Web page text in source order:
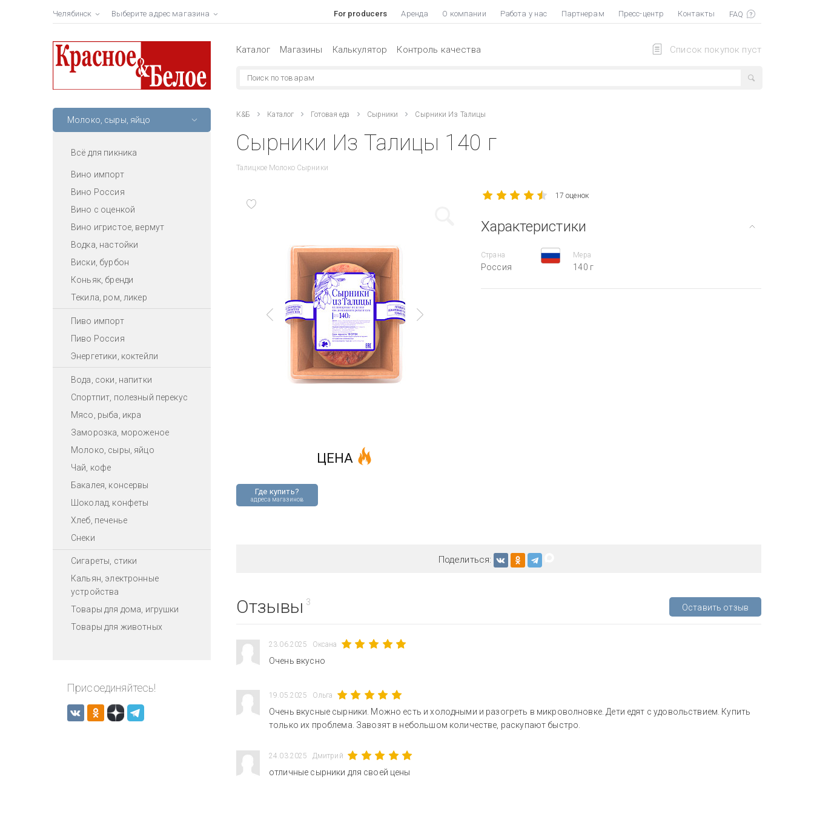
Челябинск Выберите адрес магазина For producers Аренда О компании Работа у нас Партнерам Пресс-центр Контакты
Список покупок пуст
Каталог Магазины Калькулятор Контроль качества
Молоко, сыры, яйцо
Всё для пикника
Вино импорт
Вино Россия
Вино с оценкой
Вино игристое, вермут
Водка, настойки
Виски, бурбон
Коньяк, бренди
Текила, ром, ликер
Пиво импорт
Пиво Россия
Энергетики, коктейли
Вода, соки, напитки
Спортпит, полезный перекус
Мясо, рыба, икра
Заморозка, мороженое
Молоко, сыры, яйцо
Чай, кофе
Бакалея, консервы
Шоколад, конфеты
Хлеб, печенье
Снеки
Сигареты, стики
Кальян, электронные
устройства
Товары для дома, игрушки
Товары для животных
Присоединяйтесь!
К&Б Каталог Готовая еда Сырники Сырники Из Талицы
Сырники Из Талицы 140 г
Талицкое Молоко Сырники
Где купить?
адреса магазинов
ЦЕНА
17 оценок
Характеристики
Страна
Россия
Мера
140 г
Поделиться:
Отзывы 3
Оставить отзыв
23.06.2025 Оксана
Очень вкусно
19.05.2025 Ольга
Очень вкусные сырники. Можно есть и холодными и разогреть в микроволновке. Дети едят с удовольствием. Купить
только их проблема. Завозят в небольшом количестве, раскупают быстро.
24.03.2025 Дмитрий
отличные сырники для своей цены